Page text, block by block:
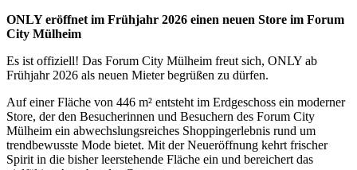
ONLY eröffnet im Frühjahr 2026 einen neuen Store im Forum
City Mülheim
Es ist offiziell! Das Forum City Mülheim freut sich, ONLY ab
Frühjahr 2026 als neuen Mieter begrüßen zu dürfen.
Auf einer Fläche von 446 m² entsteht im Erdgeschoss ein moderner
Store, der den Besucherinnen und Besuchern des Forum City
Mülheim ein abwechslungsreiches Shoppingerlebnis rund um
trendbewusste Mode bietet. Mit der Neueröffnung kehrt frischer
Spirit in die bisher leerstehende Fläche ein und bereichert das